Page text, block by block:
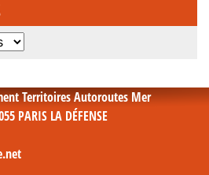
Territoires Autoroutes Mer
PARIS LA DÉFENSE